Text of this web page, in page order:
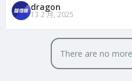
dragon
13 2 月, 2025
There are no